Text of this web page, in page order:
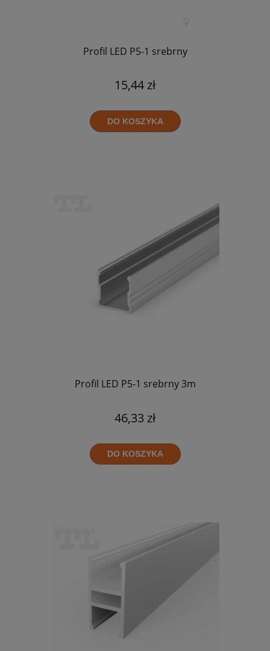
Profil LED P5-1 srebrny
15,44 zł
DO KOSZYKA
Profil LED P5-1 srebrny 3m
46,33 zł
DO KOSZYKA